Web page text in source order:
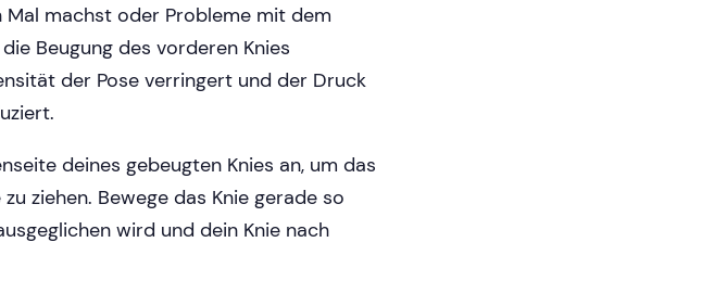
Mal machst oder Probleme mit dem
Beugung des vorderen Knies
der Pose verringert und der Druck
deines gebeugten Knies an, um das
ziehen. Bewege das Knie gerade so
wird und dein Knie nach